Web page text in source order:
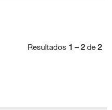
Resultados 1 – 2 de 2